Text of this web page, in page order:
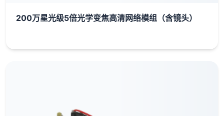
200万星光级5倍光学变焦高清网络模组（含镜头）